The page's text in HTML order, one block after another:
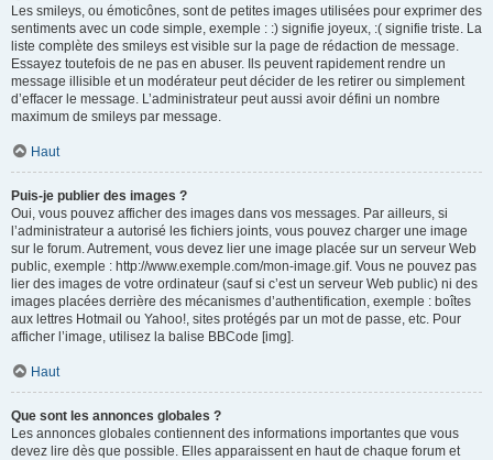
Les smileys, ou émoticônes, sont de petites images utilisées pour exprimer des
sentiments avec un code simple, exemple : :) signifie joyeux, :( signifie triste. La
liste complète des smileys est visible sur la page de rédaction de message.
Essayez toutefois de ne pas en abuser. Ils peuvent rapidement rendre un
message illisible et un modérateur peut décider de les retirer ou simplement
d’effacer le message. L’administrateur peut aussi avoir défini un nombre
maximum de smileys par message.
Haut
Puis-je publier des images ?
Oui, vous pouvez afficher des images dans vos messages. Par ailleurs, si
l’administrateur a autorisé les fichiers joints, vous pouvez charger une image
sur le forum. Autrement, vous devez lier une image placée sur un serveur Web
public, exemple : http://www.exemple.com/mon-image.gif. Vous ne pouvez pas
lier des images de votre ordinateur (sauf si c’est un serveur Web public) ni des
images placées derrière des mécanismes d’authentification, exemple : boîtes
aux lettres Hotmail ou Yahoo!, sites protégés par un mot de passe, etc. Pour
afficher l’image, utilisez la balise BBCode [img].
Haut
Que sont les annonces globales ?
Les annonces globales contiennent des informations importantes que vous
devez lire dès que possible. Elles apparaissent en haut de chaque forum et